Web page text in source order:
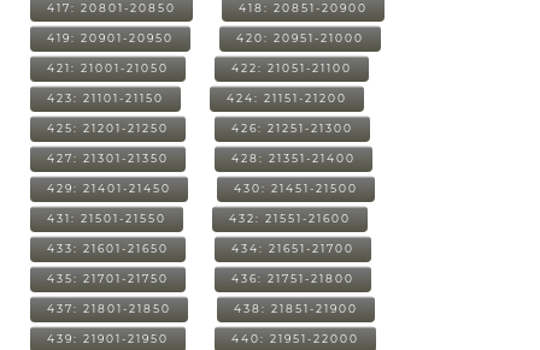
417: 20801-20850 418: 20851-20900
419: 20901-20950 420: 20951-21000
421: 21001-21050 422: 21051-21100
423: 21101-21150 424: 21151-21200
425: 21201-21250 426: 21251-21300
427: 21301-21350 428: 21351-21400
429: 21401-21450 430: 21451-21500
431: 21501-21550 432: 21551-21600
433: 21601-21650 434: 21651-21700
435: 21701-21750 436: 21751-21800
437: 21801-21850 438: 21851-21900
439: 21901-21950 440: 21951-22000